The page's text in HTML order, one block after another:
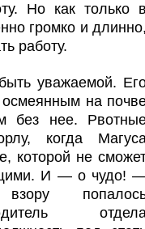
Но как только
громко и
работу.
уважаемой.
на
без нее.
когда
которой не
И — о чудо!